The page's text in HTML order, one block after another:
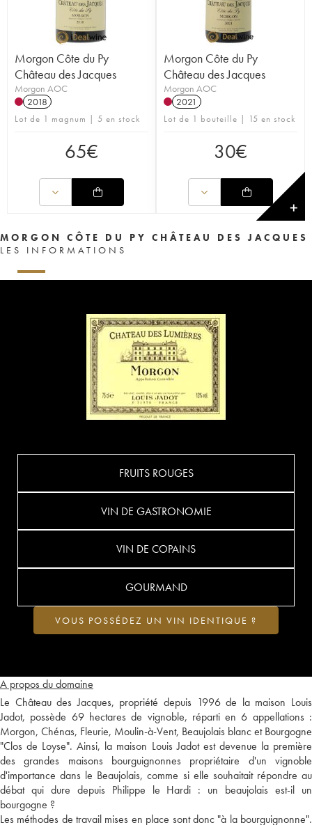
Morgon Côte du Py
Château des Jacques
Morgon AOC
2018
Lot de 1 magnum | 5 en stock
65€
Morgon Côte du Py
Château des Jacques
Morgon AOC
2021
Lot de 1 bouteille | 15 en stock
30€
✕
MORGON CÔTE DU PY CHÂTEAU DES JACQUES
LES INFORMATIONS
A propos du domaine
Le Château des Jacques, propriété depuis 1996 de la maison Louis
Jadot, possède 69 hectares de vignoble, réparti en 6 appellations :
Morgon, Chénas, Fleurie, Moulin-à-Vent, Beaujolais blanc et Bourgogne
"Clos de Loyse". Ainsi, la maison Louis Jadot est devenue la première
des grandes maisons bourguignonnes propriétaire d'un vignoble
d'importance dans le Beaujolais, comme si elle souhaitait répondre au
débat qui dure depuis Philippe le Hardi : un beaujolais est-il un
bourgogne ?
Les méthodes de travail mises en place sont donc "à la bourguignonne".
FRUITS ROUGES
VIN DE GASTRONOMIE
VIN DE COPAINS
GOURMAND
VOUS POSSÉDEZ UN VIN IDENTIQUE ?